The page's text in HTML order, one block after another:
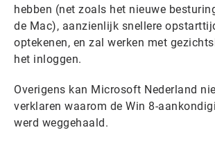
hebben (net zoals het nieuwe
de Mac), aanzienlijk snellere
optekenen, en zal werken met
het inloggen.
Overigens kan Microsoft Nederland
verklaren waarom de Win 8-
werd weggehaald.